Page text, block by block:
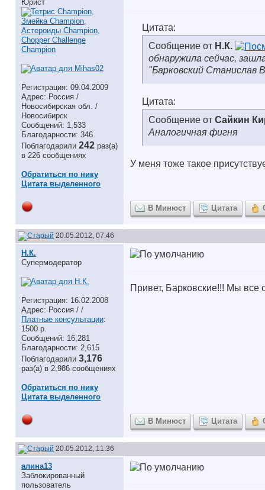
Юрист
Регистрация: 09.04.2009
Адрес: Россия /
Новосибирская обл. /
Новосибирск
Сообщений: 1,533
Благодарности: 346
Поблагодарили 242 раз(а)
в 226 сообщениях
Обратиться по нику
Цитата выделенного
Цитата:
Сообщение от Н.К.
обнаружила сейчас,
"Барковский Станислав
Цитата:
Сообщение от Сайкин
Аналогичная фигня
У меня тоже такое
В Минюст Цитата
20.05.2012, 07:46
Н.К.
Супермодератор
Регистрация: 16.02.2008
Адрес: Россия / /
Платные консультации:
1500 р.
Сообщений: 16,281
Благодарности: 2,615
Поблагодарили 3,176
раз(а) в 2,986 сообщениях
Обратиться по нику
Цитата выделенного
Привет, Барковские!!! Мы
В Минюст Цитата
20.05.2012, 11:36
алина13
Заблокированный
пользователь